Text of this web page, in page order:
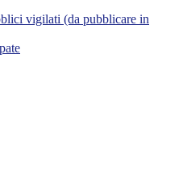
vigilati (da pubblicare in